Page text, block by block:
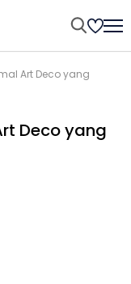
Art Deco yang
Deco yang